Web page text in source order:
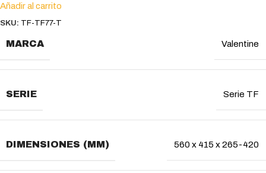
Añadir al carrito
SKU: TF-TF77-T
MARCA Valentine
SERIE Serie TF
DIMENSIONES (MM) 560 x 415 x 265-420